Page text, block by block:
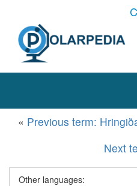
« Previous term:
Next
Other languages: